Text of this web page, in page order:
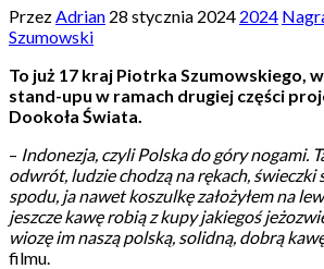
PrzezAdrian 28 stycznia 2024 2024
Szumowski
To już 17 kraj Piotrka Szumowskiego,
stand-upu w ramach drugiej części
Dookoła Świata.
– Indonezja, czyli Polska do góry nogami.
odwrót, ludzie chodzą na rękach, świeczki
spodu, ja nawet koszulkę założyłem na
jeszcze kawę robią z kupy jakiegoś
wiozę im naszą polską, solidną, dobrą
filmu.